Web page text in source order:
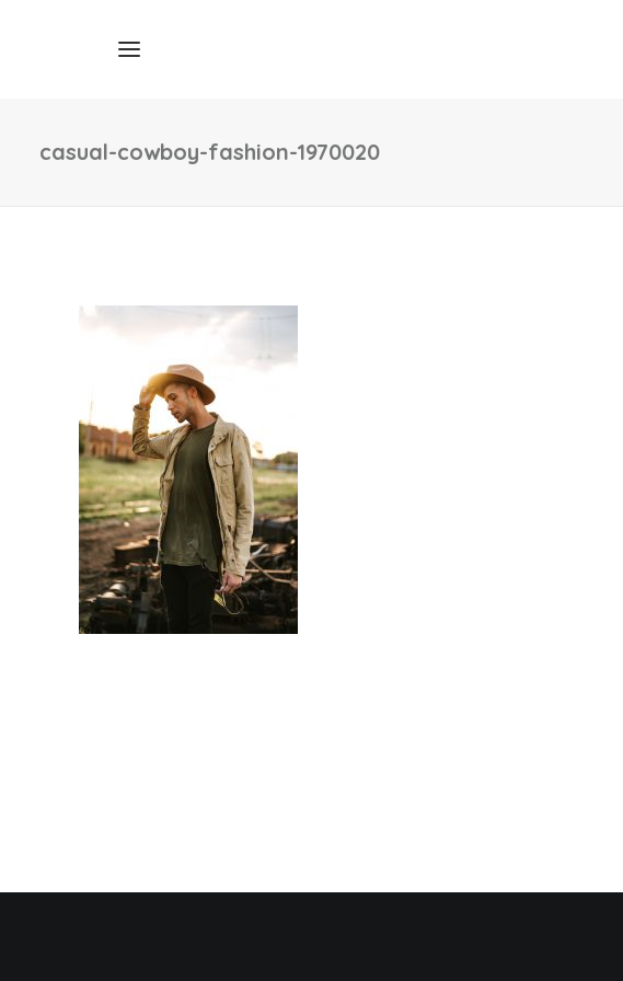
casual-cowboy-fashion-1970020